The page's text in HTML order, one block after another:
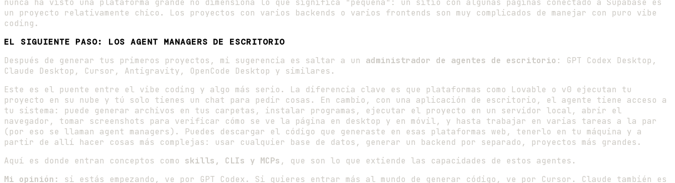
un proyecto relativamente chico. Los proyectos con varios backends o varios frontends son muy complicados de manejar con puro vibe
coding.
EL SIGUIENTE PASO: LOS AGENT MANAGERS DE ESCRITORIO
Después de generar tus primeros proyectos, mi sugerencia es saltar a un administrador de agentes de escritorio : GPT Codex Desktop,
Claude Desktop, Cursor, Antigravity, OpenCode Desktop y similares.
Este es el puente entre el vibe coding y algo más serio. La diferencia clave es que plataformas como Lovable o v0 ejecutan tu
proyecto en su nube y tú solo tienes un chat para pedir cosas. En cambio, con una aplicación de escritorio, el agente tiene acceso a
tu sistema: puede generar archivos en tus carpetas, instalar programas, ejecutar el proyecto en un servidor local, abrir el
navegador, tomar screenshots para verificar cómo se ve la página en desktop y en móvil, y hasta trabajar en varias tareas a la par
(por eso se llaman agent managers). Puedes descargar el código que generaste en esas plataformas web, tenerlo en tu máquina y a
partir de allí hacer cosas más complejas: usar cualquier base de datos, generar un backend por separado, proyectos más grandes.
Aquí es donde entran conceptos como skills, CLIs y MCPs , que son lo que extiende las capacidades de estos agentes.
Mi opinión:
si estás empezando, ve por GPT Codex. Si quieres entrar más al mundo de generar código, ve por Cursor. Claude también es